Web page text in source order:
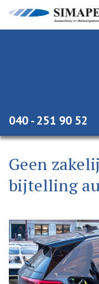
040 - 251 90 52
Geen
bijtelling